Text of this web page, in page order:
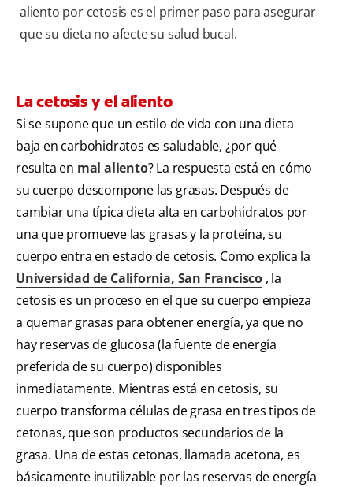
aliento por cetosis es el primer paso para asegurar
que su dieta no afecte su salud bucal.
La cetosis y el aliento
Si se supone que un estilo de vida con una dieta
baja en carbohidratos es saludable, ¿por qué
resulta en mal aliento? La respuesta está en cómo
su cuerpo descompone las grasas. Después de
cambiar una típica dieta alta en carbohidratos por
una que promueve las grasas y la proteína, su
cuerpo entra en estado de cetosis. Como explica la
Universidad de California, San Francisco , la
cetosis es un proceso en el que su cuerpo empieza
a quemar grasas para obtener energía, ya que no
hay reservas de glucosa (la fuente de energía
preferida de su cuerpo) disponibles
inmediatamente. Mientras está en cetosis, su
cuerpo transforma células de grasa en tres tipos de
cetonas, que son productos secundarios de la
grasa. Una de estas cetonas, llamada acetona, es
básicamente inutilizable por las reservas de energía